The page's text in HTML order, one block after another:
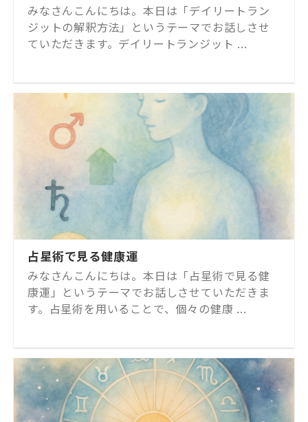
みなさんこんにちは。本日は「デイリートラン
ジットの解釈方法」というテーマでお話しさせ
ていただきます。デイリートランジット ...
占星術で見る健康運
みなさんこんにちは。本日は「占星術で見る健
康運」というテーマでお話しさせていただきま
す。占星術を用いることで、個々の健康 ...